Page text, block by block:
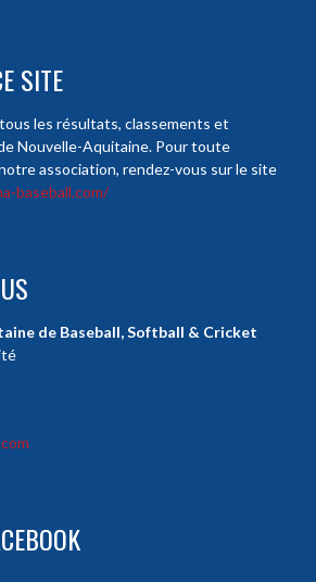
SITE
les résultats, classements et
Nouvelle-Aquitaine. Pour toute
association, rendez-vous sur le site
baseball.com/
de Baseball, Softball & Cricket